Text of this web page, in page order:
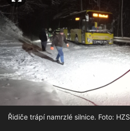
Řidiče trápí namrzlé silnice. Foto: HZS